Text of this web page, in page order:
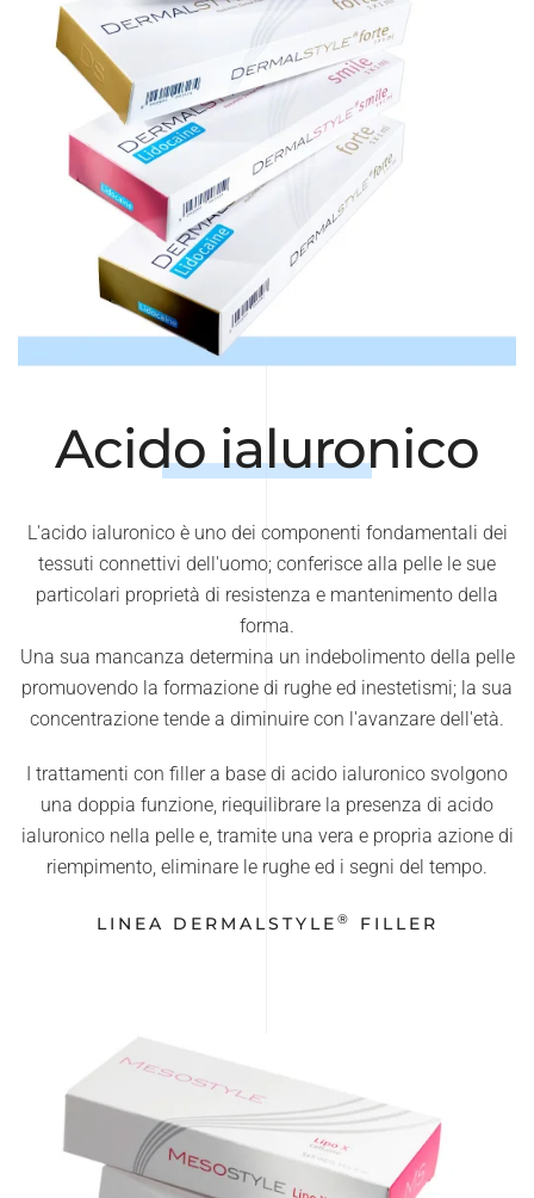
Acido ialuronico
L'acido ialuronico è uno dei componenti fondamentali dei
tessuti connettivi dell'uomo; conferisce alla pelle le sue
particolari proprietà di resistenza e mantenimento della
forma.
Una sua mancanza determina un indebolimento della pelle
promuovendo la formazione di rughe ed inestetismi; la sua
concentrazione tende a diminuire con l'avanzare dell'età.
I trattamenti con filler a base di acido ialuronico svolgono
una doppia funzione, riequilibrare la presenza di acido
ialuronico nella pelle e, tramite una vera e propria azione di
riempimento, eliminare le rughe ed i segni del tempo.
LINEA DERMALSTYLE ® FILLER